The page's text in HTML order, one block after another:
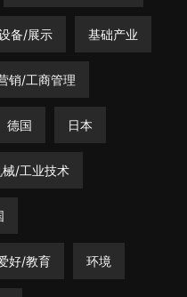
备/展示 基础产业
销/工商管理
德国 日本
械/工业技术
好/教育 环境